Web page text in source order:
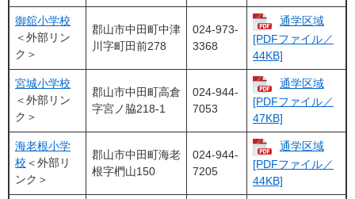
御舘小学校
＜外部リン
ク＞
郡山市中田町中津
川字町田前278
024-973-
3368
通学区域
[PDFファイル／
44KB]
宮城小学校
＜外部リン
ク＞
郡山市中田町高倉
字宮ノ脇218-1
024-944-
7053
通学区域
[PDFファイル／
47KB]
海老根小学
校 ＜外部リ
ンク＞
郡山市中田町海老
根字椚山150
024-944-
7205
通学区域
[PDFファイル／
44KB]